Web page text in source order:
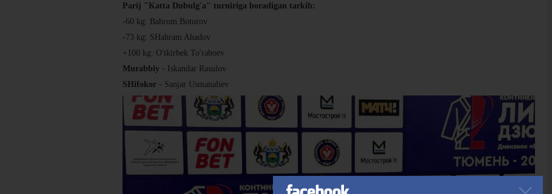
Parij "Katta Dubulg'a" turniriga boradigan tarkib:
-60 kg: Bahrom Boturov
-73 kg: SHahram Ahadov
+100 kg: O'tkirbek To'raboev
Murabbiy - Iskandar Rasulov
SHifokor - Sanjar Usmanaliev